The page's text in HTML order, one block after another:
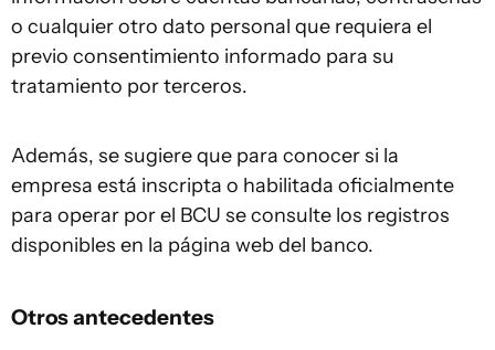
o cualquier otro dato personal que requiera el
previo consentimiento informado para su
tratamiento por terceros.
Además, se sugiere que para conocer si la
empresa está inscripta o habilitada oficialmente
para operar por el BCU se consulte los registros
disponibles en la página web del banco.
Otros antecedentes